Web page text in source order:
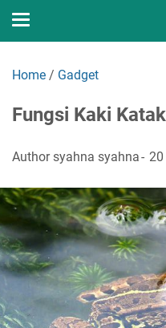
Home / Gadget
Fungsi Kaki
Authorsyahna syahna